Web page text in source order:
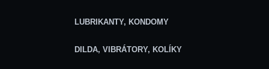
LUBRIKANTY, KONDOMY
DILDA, VIBRÁTORY, KOLÍKY